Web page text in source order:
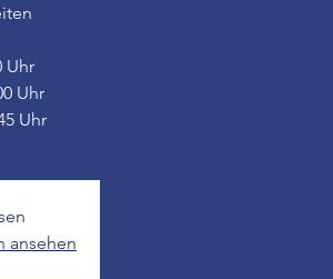
Uhr
Uhr
Abendessen: 18:00 – 18:45 Uhr
ansehen